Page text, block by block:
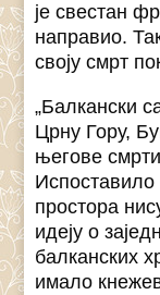
је свестан
направио.
своју смрт
„Балкански
Црну Гору,
његове
простора
идеју о
балканских
имало